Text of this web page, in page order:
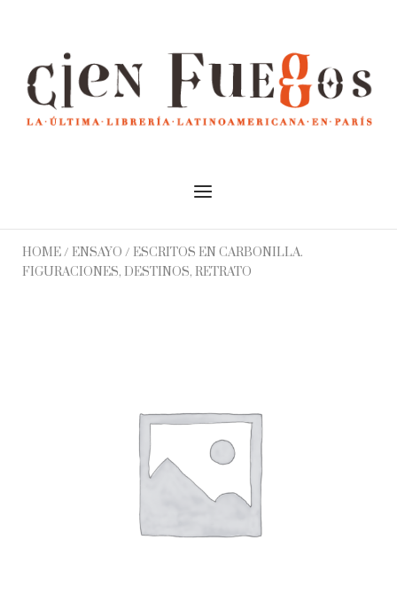
Menu
HOME/ ENSAYO / ESCRITOS EN CARBONILLA.
FIGURACIONES, DESTINOS, RETRATO